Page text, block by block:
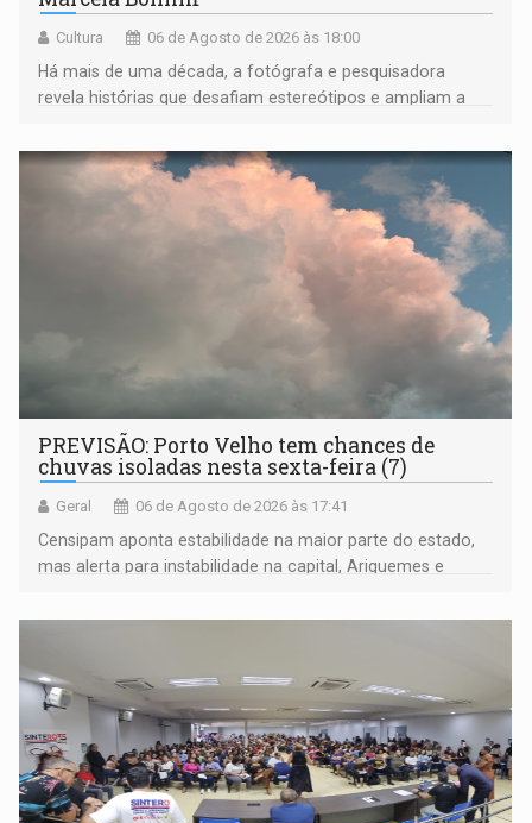
Cultura 06 de Agosto de 2026 às 18:00
Há mais de uma década, a fotógrafa e pesquisadora
revela histórias que desafiam estereótipos e ampliam a
negras
PREVISÃO: Porto Velho tem chances de
chuvas isoladas nesta sexta-feira (7)
Geral 06 de Agosto de 2026 às 17:41
Censipam aponta estabilidade na maior parte do estado,
mas alerta para instabilidade na capital, Ariquemes e